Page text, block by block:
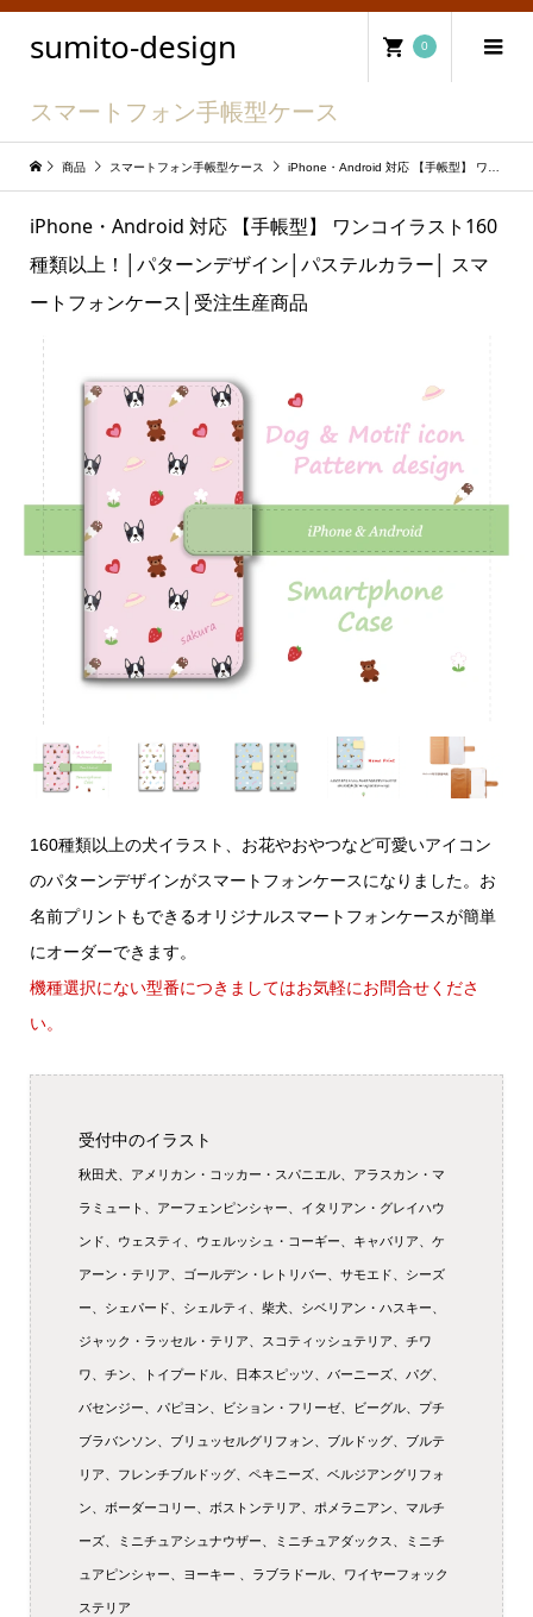
sumito-design 0
スマートフォン手帳型ケース
商品 スマートフォン手帳型ケース iPhone・Android 対応 【手帳型】 ワンコイラスト160種類以上！│パターンデザイン│パステルカラー│ スマートフォンケース│受注生産商品
iPhone・Android 対応 【手帳型】 ワンコイラスト160
種類以上！│パターンデザイン│パステルカラー│ スマ
ートフォンケース│受注生産商品
160種類以上の犬イラスト、お花やおやつなど可愛いアイコン
のパターンデザインがスマートフォンケースになりました。お
名前プリントもできるオリジナルスマートフォンケースが簡単
にオーダーできます。
機種選択にない型番につきましてはお気軽にお問合せくださ
い。
受付中のイラスト
秋田犬、アメリカン・コッカー・スパニエル、アラスカン・マ
ラミュート、アーフェンピンシャー、イタリアン・グレイハウ
ンド、ウェスティ、ウェルッシュ・コーギー、キャバリア、ケ
アーン・テリア、ゴールデン・レトリバー、サモエド、シーズ
ー、シェパード、シェルティ、柴犬、シベリアン・ハスキー、
ジャック・ラッセル・テリア、スコティッシュテリア、チワ
ワ、チン、トイプードル、日本スピッツ、バーニーズ、パグ、
バセンジー、パピヨン、ビション・フリーゼ、ビーグル、プチ
ブラバンソン、ブリュッセルグリフォン、ブルドッグ、ブルテ
リア、フレンチブルドッグ、ペキニーズ、ベルジアングリフォ
ン、ボーダーコリー、ボストンテリア、ポメラニアン、マルチ
ーズ、ミニチュアシュナウザー、ミニチュアダックス、ミニチ
ュアピンシャー、ヨーキー 、ラブラドール、ワイヤーフォック
ステリア